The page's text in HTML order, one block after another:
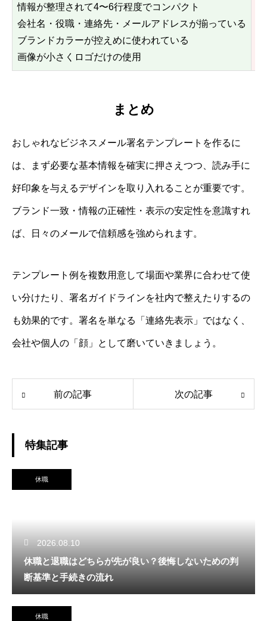
情報が整理されて4〜6行程度でコンパクト
会社名・役職・連絡先・メールアドレスが揃っている
ブランドカラーが控えめに使われている
画像が小さくロゴだけの使用
まとめ
おしゃれなビジネスメール署名テンプレートを作るに
は、まず必要な基本情報を確実に押さえつつ、読み手に
好印象を与えるデザインを取り入れることが重要です。
ブランド一致・情報の正確性・表示の安定性を意識すれ
ば、日々のメールで信頼感を強められます。
テンプレート例を複数用意して場面や業界に合わせて使
い分けたり、署名ガイドラインを社内で整えたりするの
も効果的です。署名を単なる「連絡先表示」ではなく、
会社や個人の「顔」として磨いていきましょう。
前の記事 次の記事
特集記事
休職
2026.08.10
休職と退職はどちらが先が良い？後悔しないための判
断基準と手続きの流れ
休職